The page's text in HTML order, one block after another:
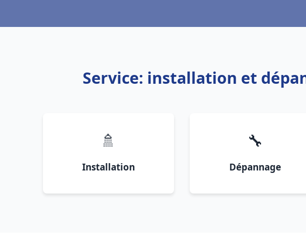
Service: installation et
🚿
Installation
🔧
Dépannage